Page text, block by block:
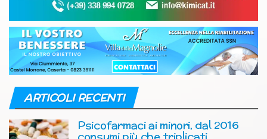
ARTICOLI RECENTI
Psicofarmaci ai minori, dal 2016